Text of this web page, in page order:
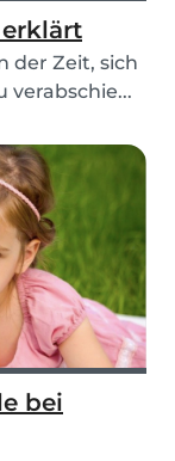
der Zeit, sich
verabschie...
bei